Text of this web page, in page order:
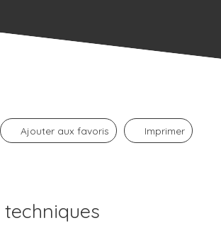
Ajouter aux favoris Imprimer
techniques